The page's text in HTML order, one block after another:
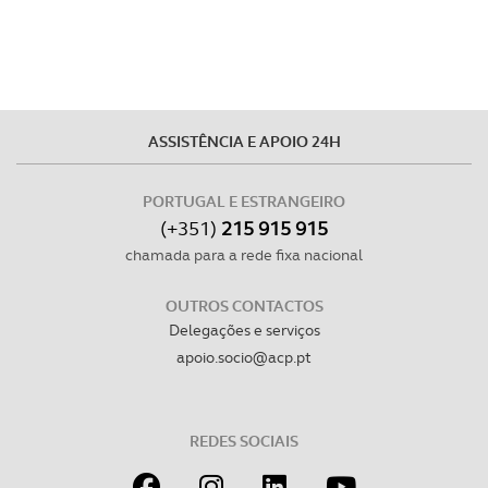
consentimento e quando tal se afigure estritamente
necessário no contexto dos serviços a prestar.
experiência de navegação no Website e nos serviços
Consulte a política de cookies do site.
ASSISTÊNCIA E APOIO 24H
PORTUGAL E ESTRANGEIRO
(+351) 215 915 915
chamada para a rede fixa nacional
OUTROS CONTACTOS
Delegações e serviços
apoio.socio@acp.pt
REDES SOCIAIS